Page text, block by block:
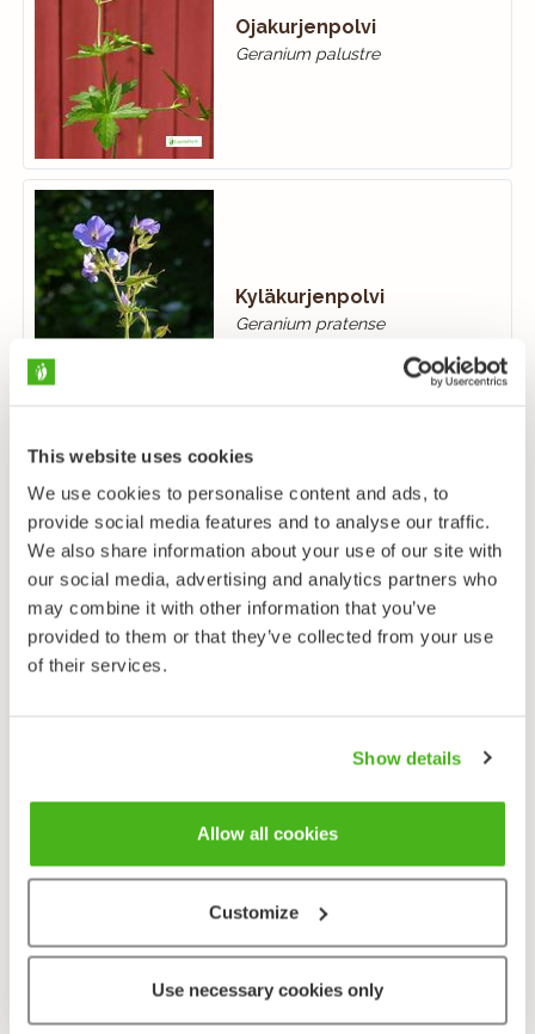
This website uses cookies
We use cookies to personalise content and ads, to
provide social media features and to analyse our traffic.
We also share information about your use of our site with
our social media, advertising and analytics partners who
may combine it with other information that you’ve
provided to them or that they’ve collected from your use
of their services.
Show details
Allow all cookies
Customize
Use necessary cookies only
Ojakurjenpolvi
Geranium palustre
Kyläkurjenpolvi
Geranium pratense
Pihakurjenpolvi
Geranium pusillum
Pyreneittenkurjenpolvi
Geranium pyrenaicum